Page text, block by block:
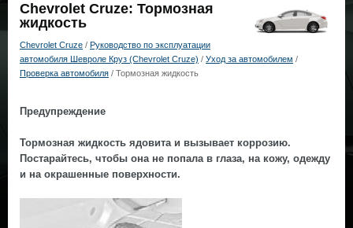
Chevrolet Cruze: Тормозная
жидкость
Chevrolet Cruze / Руководство по эксплуатации
автомобиля Шевроле Круз (Chevrolet Cruze) / Уход за автомобилем /
Проверка автомобиля / Тормозная жидкость
Предупреждение
Тормозная жидкость ядовита и вызывает коррозию.
Постарайтесь, чтобы она не попала в глаза, на кожу, одежду
и на окрашенные поверхности.